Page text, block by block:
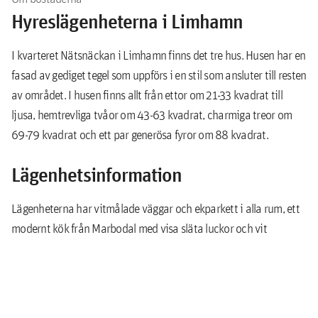
Hyreslägenheterna i Limhamn
I kvarteret Nätsnäckan i Limhamn finns det tre hus. Husen har en
fasad av gediget tegel som uppförs i en stil som ansluter till resten
av området. I husen finns allt från ettor om 21-33 kvadrat till
ljusa, hemtrevliga tvåor om 43-63 kvadrat, charmiga treor om
69-79 kvadrat och ett par generösa fyror om 88 kvadrat.
Lägenhetsinformation
Lägenheterna har vitmålade väggar och ekparkett i alla rum, ett
modernt kök från Marbodal med visa släta luckor och vit